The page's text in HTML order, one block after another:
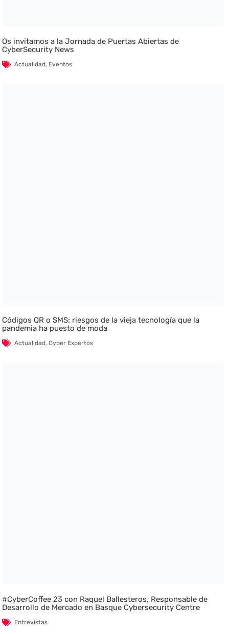
Os invitamos a la Jornada de Puertas Abiertas de
CyberSecurity News
Actualidad, Eventos
Códigos QR o SMS: riesgos de la vieja tecnología que la
pandemia ha puesto de moda
Actualidad,Cyber Expertos
#CyberCoffee 23 con Raquel Ballesteros, Responsable de
Desarrollo de Mercado en Basque Cybersecurity Centre
Entrevistas